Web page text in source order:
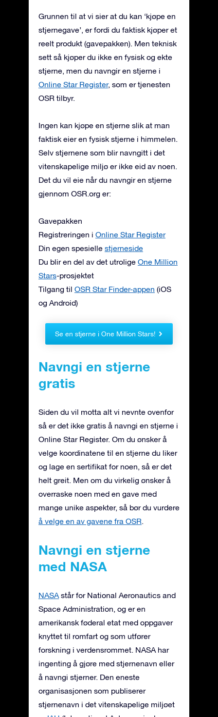
Grunnen til at vi sier at du kan ‘kjøpe en
stjernegave’, er fordi du faktisk kjøper et
reelt produkt (gavepakken). Men teknisk
sett så kjøper du ikke en fysisk og ekte
stjerne, men du navngir en stjerne i
Online Star Register, som er tjenesten
OSR tilbyr.
Ingen kan kjøpe en stjerne slik at man
faktisk eier en fysisk stjerne i himmelen.
Selv stjernene som blir navngitt i det
vitenskapelige miljø er ikke eid av noen.
Det du vil eie når du navngir en stjerne
gjennom OSR.org er:
Gavepakken
Registreringen i Online Star Register
Din egen spesielle stjerneside
Du blir en del av det utrolige One Million
Stars-prosjektet
Tilgang til OSR Star Finder-appen (iOS
og Android)
Se en stjerne i One Million Stars!
Navngi en stjerne
gratis
Siden du vil motta alt vi nevnte ovenfor
så er det ikke gratis å navngi en stjerne i
Online Star Register. Om du ønsker å
velge koordinatene til en stjerne du liker
og lage en sertifikat for noen, så er det
helt greit. Men om du virkelig ønsker å
overraske noen med en gave med
mange unike aspekter, så bør du vurdere
å velge en av gavene fra OSR.
Navngi en stjerne
med NASA
NASA står for National Aeronautics and
Space Administration, og er en
amerikansk føderal etat med oppgaver
knyttet til romfart og som utfører
forskning i verdensrommet. NASA har
ingenting å gjøre med stjernenavn eller
å navngi stjerner. Den eneste
organisasjonen som publiserer
stjernenavn i det vitenskapelige miljøet